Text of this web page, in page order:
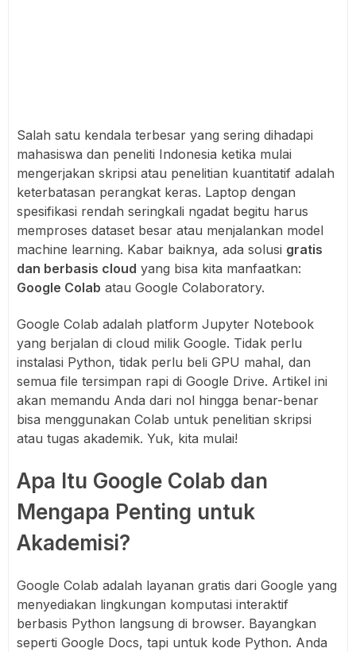
Salah satu kendala terbesar yang sering dihadapi
mahasiswa dan peneliti Indonesia ketika mulai
mengerjakan skripsi atau penelitian kuantitatif adalah
keterbatasan perangkat keras. Laptop dengan
spesifikasi rendah seringkali ngadat begitu harus
memproses dataset besar atau menjalankan model
machine learning. Kabar baiknya, ada solusi gratis
dan berbasis cloud yang bisa kita manfaatkan:
Google Colab atau Google Colaboratory.
Google Colab adalah platform Jupyter Notebook
yang berjalan di cloud milik Google. Tidak perlu
instalasi Python, tidak perlu beli GPU mahal, dan
semua file tersimpan rapi di Google Drive. Artikel ini
akan memandu Anda dari nol hingga benar-benar
bisa menggunakan Colab untuk penelitian skripsi
atau tugas akademik. Yuk, kita mulai!
Apa Itu Google Colab dan
Mengapa Penting untuk
Akademisi?
Google Colab adalah layanan gratis dari Google yang
menyediakan lingkungan komputasi interaktif
berbasis Python langsung di browser. Bayangkan
seperti Google Docs, tapi untuk kode Python. Anda